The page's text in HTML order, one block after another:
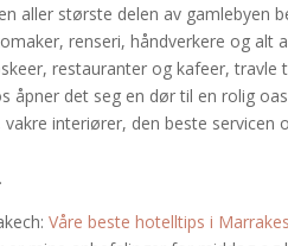
aller største delen av gamlebyen
renseri, håndverkere og alt
restauranter og kafeer, travle
åpner det seg en dør til en rolig
interiører, den beste
Våre beste hotelltips i